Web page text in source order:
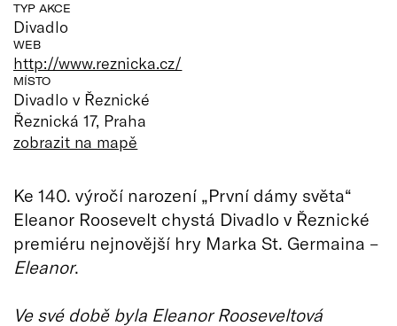
TYP AKCE
Divadlo
WEB
http://www.reznicka.cz/
MÍSTO
Divadlo v Řeznické
Řeznická 17, Praha
zobrazit na mapě
Ke 140. výročí narození „První dámy světa“
Eleanor Roosevelt chystá Divadlo v Řeznické
premiéru nejnovější hry Marka St. Germaina –
Eleanor.
Ve své době byla Eleanor Rooseveltová